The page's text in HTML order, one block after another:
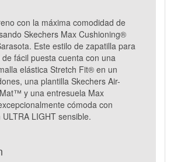
con la máxima comodidad de
Skechers Max Cushioning®
Este estilo de zapatilla para
fácil puesta cuenta con una
elástica Stretch Fit® en un
una plantilla Skechers Air-
y una entresuela Max
cómoda con
LIGHT sensible.